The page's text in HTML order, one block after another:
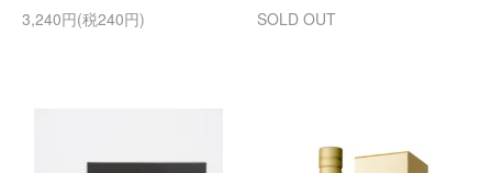
3,240円(税240円)
SOLD OUT